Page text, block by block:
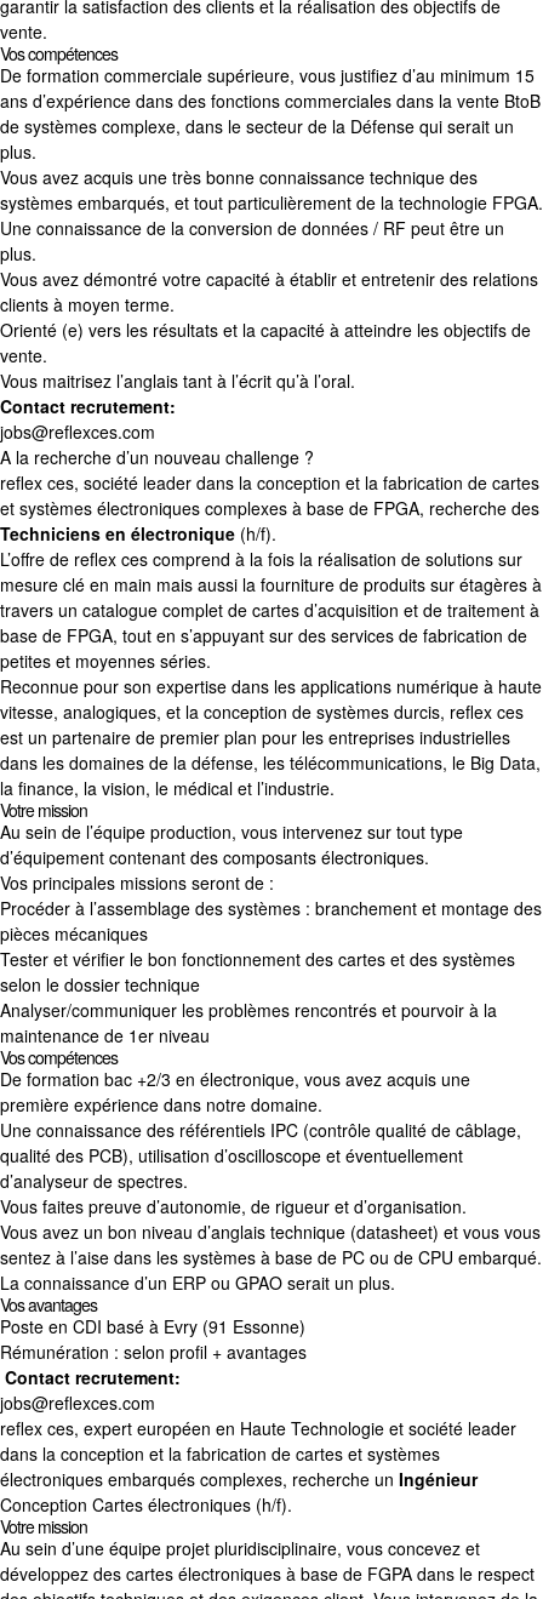
garantir la satisfaction des clients et la réalisation des objectifs de
vente.
Vos compétences
De formation commerciale supérieure, vous justifiez d’au minimum 15
ans d’expérience dans des fonctions commerciales dans la vente BtoB
de systèmes complexe, dans le secteur de la Défense qui serait un
plus.
Vous avez acquis une très bonne connaissance technique des
systèmes embarqués, et tout particulièrement de la technologie FPGA.
Une connaissance de la conversion de données / RF peut être un
plus.
Vous avez démontré votre capacité à établir et entretenir des relations
clients à moyen terme.
Orienté (e) vers les résultats et la capacité à atteindre les objectifs de
vente.
Vous maitrisez l’anglais tant à l’écrit qu’à l’oral.
Contact recrutement:
jobs@reflexces.com
A la recherche d’un nouveau challenge ?
reflex ces, société leader dans la conception et la fabrication de cartes
et systèmes électroniques complexes à base de FPGA, recherche des
Techniciens en électronique (h/f).
L’offre de reflex ces comprend à la fois la réalisation de solutions sur
mesure clé en main mais aussi la fourniture de produits sur étagères à
travers un catalogue complet de cartes d’acquisition et de traitement à
base de FPGA, tout en s’appuyant sur des services de fabrication de
petites et moyennes séries.
Reconnue pour son expertise dans les applications numérique à haute
vitesse, analogiques, et la conception de systèmes durcis, reflex ces
est un partenaire de premier plan pour les entreprises industrielles
dans les domaines de la défense, les télécommunications, le Big Data,
la finance, la vision, le médical et l’industrie.
Votre mission
Au sein de l’équipe production, vous intervenez sur tout type
d’équipement contenant des composants électroniques.
Vos principales missions seront de :
Procéder à l’assemblage des systèmes : branchement et montage des
pièces mécaniques
Tester et vérifier le bon fonctionnement des cartes et des systèmes
selon le dossier technique
Analyser/communiquer les problèmes rencontrés et pourvoir à la
maintenance de 1er niveau
Vos compétences
De formation bac +2/3 en électronique, vous avez acquis une
première expérience dans notre domaine.
Une connaissance des référentiels IPC (contrôle qualité de câblage,
qualité des PCB), utilisation d’oscilloscope et éventuellement
d’analyseur de spectres.
Vous faites preuve d’autonomie, de rigueur et d’organisation.
Vous avez un bon niveau d’anglais technique (datasheet) et vous vous
sentez à l’aise dans les systèmes à base de PC ou de CPU embarqué.
La connaissance d’un ERP ou GPAO serait un plus.
Vos avantages
Poste en CDI basé à Evry (91 Essonne)
Rémunération : selon profil + avantages
Contact recrutement:
jobs@reflexces.com
reflex ces, expert européen en Haute Technologie et société leader
dans la conception et la fabrication de cartes et systèmes
électroniques embarqués complexes, recherche un Ingénieur
Conception Cartes électroniques (h/f).
Votre mission
Au sein d’une équipe projet pluridisciplinaire, vous concevez et
développez des cartes électroniques à base de FGPA dans le respect